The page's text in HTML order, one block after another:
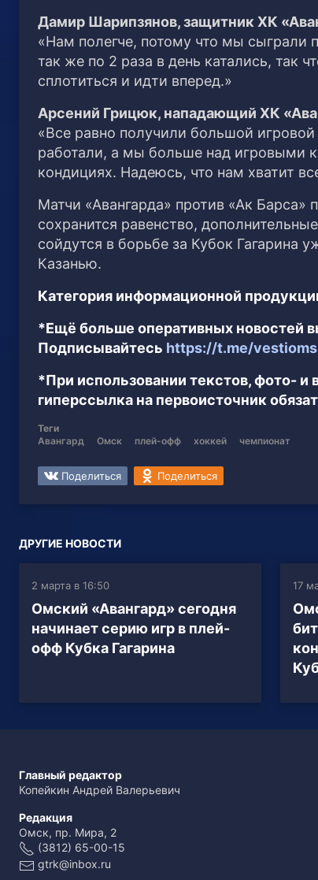
Дамир Шарипзянов, защитник ХК
«Нам полегче, потому что мы
так же по 2 раза в день катались, так
сплотиться и идти вперед.»
Арсений Грицюк, нападающий ХК
«Все равно получили большой
работали, а мы больше над игровыми
кондициях. Надеюсь, что нам хватит
Матчи «Авангарда» против «Ак
сохранится равенство,
сойдутся в борьбе за Кубок Гагарина
Казанью.
Категория информационной
*Ещё больше оперативных новостей
Подписывайтесь https://t.me/
*При использовании текстов, фото-
гиперссылка на первоисточник
Теги
Авангард
Омск плей-офф хоккей чемпионат
Поделиться Поделиться
ДРУГИЕ НОВОСТИ
2 марта в 16:50
Омский «Авангард» сегодня
начинает серию игр в плей-
офф Кубка Гагарина
17
Главный редактор
Копейкин Андрей Валерьевич
Редакция
Омск, пр. Мира, 2
(3812) 65-00-15
gtrk@inbox.ru